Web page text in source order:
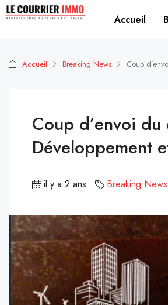
Accueil
Accueil Breaking News Coup
Coup d’envoi
Développement
il y a 2 ans Breaking News